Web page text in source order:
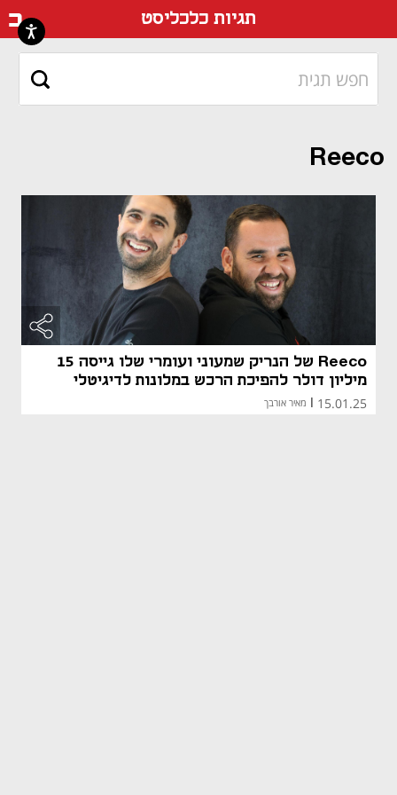
תגיות כלכליסט
Reeco
Reeco של הנריק שמעוני ועומרי שלו גייסה 15
מיליון דולר להפיכת הרכש במלונות לדיגיטלי
15.01.25 מאיר אורבך